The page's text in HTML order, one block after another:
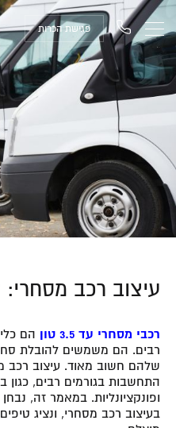
פגישת הכרות
עיצוב רכב מסחרי:
רכבי מסחרי עד 3.5 טון
הם
רבים. הם משמשים להובלת
שלהם חשוב מאוד. עיצוב רכב
התחשבות בגורמים רבים, כגון
ופונקציונליות. במאמר זה,
בעיצוב רכב מסחרי, ונציג